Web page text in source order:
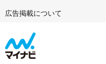
広告掲載について